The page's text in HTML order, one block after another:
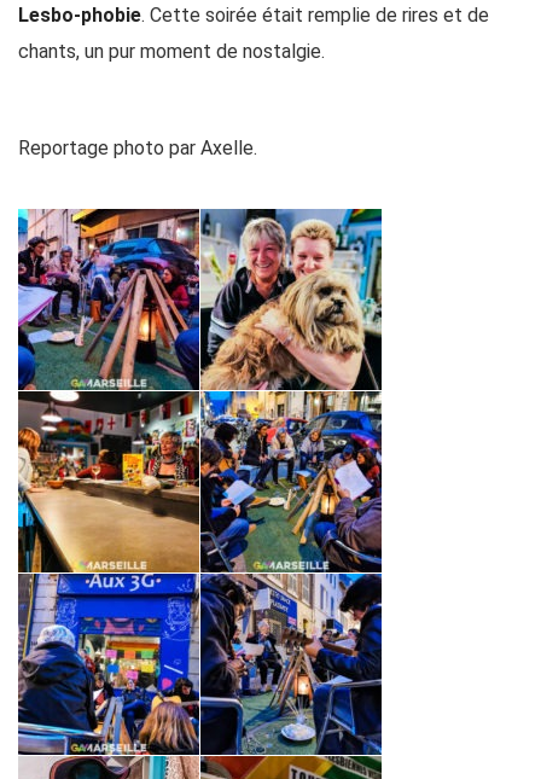
Lesbo-phobie. Cette soirée était remplie de rires et de
chants, un pur moment de nostalgie.
Reportage photo par Axelle.